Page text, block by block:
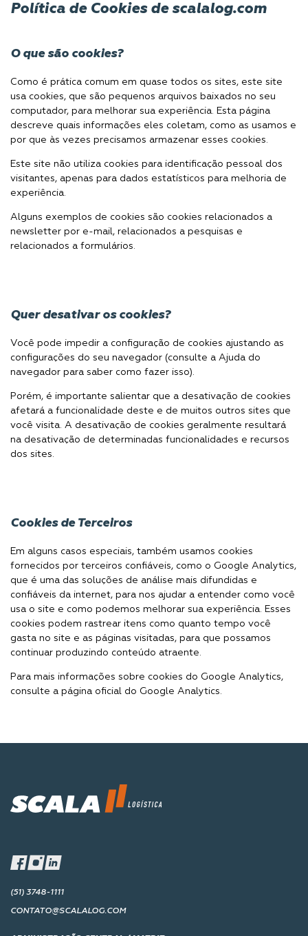
Política de Cookies de scalalog.com
O que são cookies?
Como é prática comum em quase todos os sites, este site
usa cookies, que são pequenos arquivos baixados no seu
computador, para melhorar sua experiência. Esta página
descreve quais informações eles coletam, como as usamos e
por que às vezes precisamos armazenar esses cookies.
Este site não utiliza cookies para identificação pessoal dos
visitantes, apenas para dados estatísticos para melhoria de
experiência.
Alguns exemplos de cookies são cookies relacionados a
newsletter por e-mail, relacionados a pesquisas e
relacionados a formulários.
Quer desativar os cookies?
Você pode impedir a configuração de cookies ajustando as
configurações do seu navegador (consulte a Ajuda do
navegador para saber como fazer isso).
Porém, é importante salientar que a desativação de cookies
afetará a funcionalidade deste e de muitos outros sites que
você visita. A desativação de cookies geralmente resultará
na desativação de determinadas funcionalidades e recursos
dos sites.
Cookies de Terceiros
Em alguns casos especiais, também usamos cookies
fornecidos por terceiros confiáveis, como o Google Analytics,
que é uma das soluções de análise mais difundidas e
confiáveis ​​da internet, para nos ajudar a entender como você
usa o site e como podemos melhorar sua experiência. Esses
cookies podem rastrear itens como quanto tempo você
gasta no site e as páginas visitadas, para que possamos
continuar produzindo conteúdo atraente.
Para mais informações sobre cookies do Google Analytics,
consulte a página oficial do Google Analytics.
(51) 3748-1111
CONTATO@SCALALOG.COM